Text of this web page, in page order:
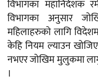
विभागका महानिर्देशक
विभागका अनुसार
महिलाहरुको लागि
केहि नियम ल्याउन
नभएर जोखिम मुलुकमा
।